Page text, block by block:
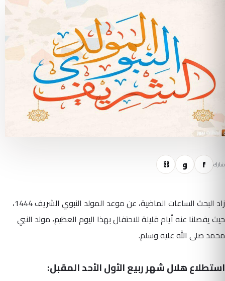
شارك f و ⛓
زاد البحث الساعات الماضية، عن موعد المولد النبوي الشريف 1444،
حيث يفصلنا عنه أيام قليلة للاحتفال بهذا اليوم العظيم، مولد النبي
محمد صلى الله عليه وسلم.
استطلاع هلال شهر ربيع الأول الأحد المقبل: